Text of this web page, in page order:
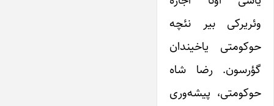
وئریرکی بیر نئچه
حوکومتی یاخیندان
گؤرسون. رضا شاه
حوکومتی، پیشه‌وری